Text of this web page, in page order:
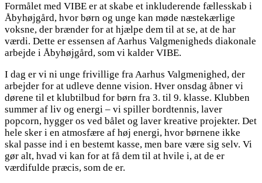
Formålet med VIBE er at skabe et inkluderende fællesskab i
Åbyhøjgård, hvor børn og unge kan møde næstekærlige
voksne, der brænder for at hjælpe dem til at se, at de har
værdi. Dette er essensen af Aarhus Valgmenigheds diakonale
arbejde i Åbyhøjgård, som vi kalder VIBE.
I dag er vi ni unge frivillige fra Aarhus Valgmenighed, der
arbejder for at udleve denne vision. Hver onsdag åbner vi
dørene til et klubtilbud for børn fra 3. til 9. klasse. Klubben
summer af liv og energi – vi spiller bordtennis, laver
popcorn, hygger os ved bålet og laver kreative projekter. Det
hele sker i en atmosfære af høj energi, hvor børnene ikke
skal passe ind i en bestemt kasse, men bare være sig selv. Vi
gør alt, hvad vi kan for at få dem til at hvile i, at de er
værdifulde præcis, som de er.